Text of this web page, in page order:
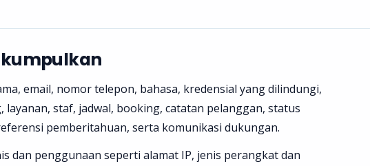
kumpulkan
email, nomor telepon, bahasa, kredensial yang dilindungi,
layanan, staf, jadwal, booking, catatan pelanggan, status
pemberitahuan, serta komunikasi dukungan.
dan penggunaan seperti alamat IP, jenis perangkat dan